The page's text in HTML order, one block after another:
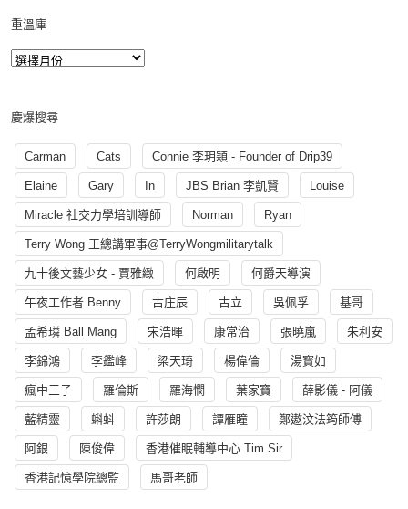
重溫庫
慶爆搜尋
Carman Cats Connie 李玥穎 - Founder of Drip39
Elaine Gary In JBS Brian 李凱賢 Louise
Miracle 社交力學培訓導師 Norman Ryan
Terry Wong 王總講軍事@TerryWongmilitarytalk
九十後文藝少女 - 賈雅緻 何啟明 何爵天導演
午夜工作者 Benny 古庄辰 古立 吳佩孚 基哥
孟希璘 Ball Mang 宋浩暉 康常治 張曉嵐 朱利安
李錦鴻 李鑑峰 梁天琦 楊偉倫 湯寳如
瘋中三子 羅倫斯 羅海憫 葉家寶 薛影儀 - 阿儀
藍精靈 蝌蚪 許莎朗 譚雁瞳 鄭遨汶法筠師傅
阿銀 陳俊偉 香港催眠輔導中心 Tim Sir
香港記憶學院總監 馬哥老師